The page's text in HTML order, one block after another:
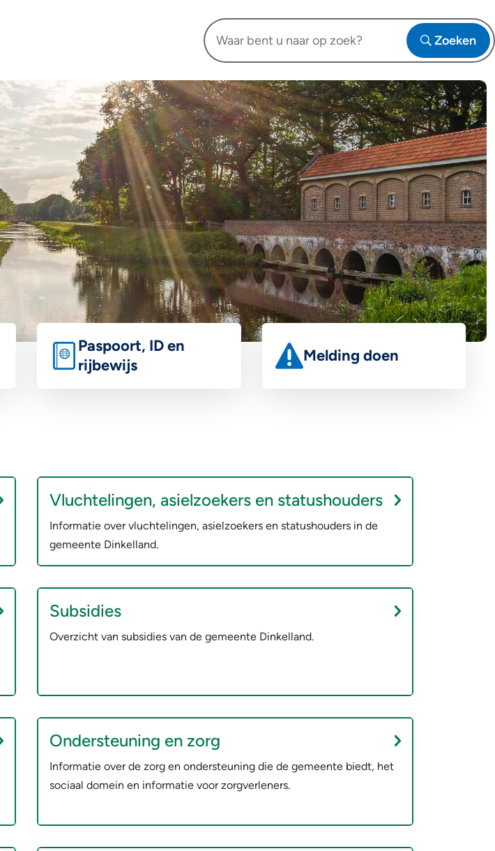
Waar
bent
naar
op
zoek?
Open
Zoeken
Paspoort, ID en
rijbewijs
Meer informatie over paspoort,
Melding doen
Losliggende stoeptegels, kapotte
Vluchtelingen, asielzoekers en statushouders
Informatie over vluchtelingen, asielzoekers en statushouders in de
gemeente Dinkelland.
Subsidies
Overzicht van subsidies van de gemeente Dinkelland.
Ondersteuning en zorg
Informatie over de zorg en ondersteuning die de gemeente biedt, het
sociaal domein en informatie voor zorgverleners.